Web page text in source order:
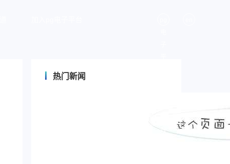
热门新闻